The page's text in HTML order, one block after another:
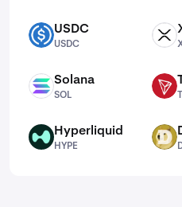
USDC USDC
USDC
XRP
SOL Solana
SOL
TRX
HYPE Hyperliquid
HYPE
DOGE